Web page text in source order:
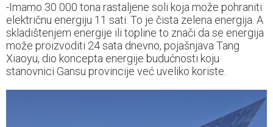
-Imamo 30 000 tona rastaljene soli koja može pohraniti
električnu energiju 11 sati. To je čista zelena energija. A
skladištenjem energije ili topline to znači da se energija
može proizvoditi 24 sata dnevno, pojašnjava Tang
Xiaoyu, dio koncepta energije budućnosti koju
stanovnici Gansu provincije već uveliko koriste.